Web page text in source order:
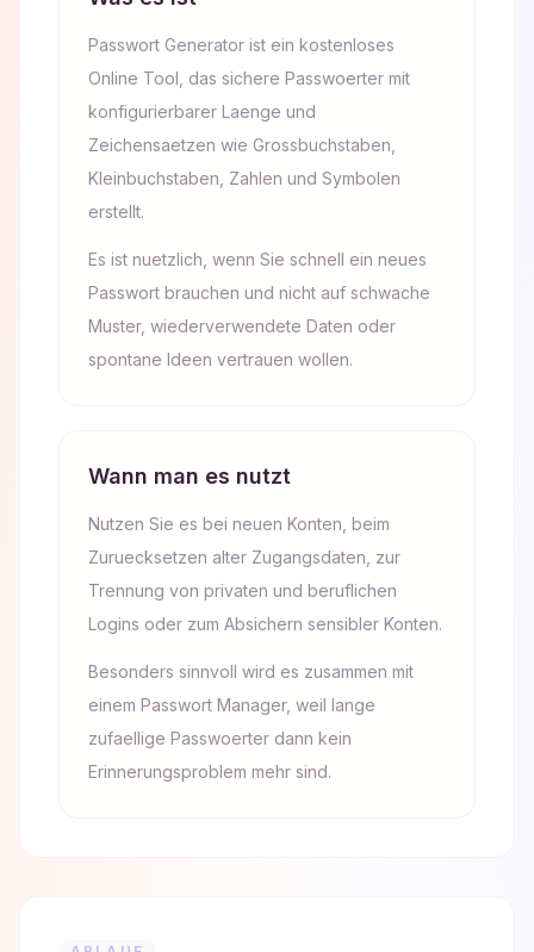
Passwort Generator ist ein kostenloses
Online Tool, das sichere Passwoerter mit
konfigurierbarer Laenge und
Zeichensaetzen wie Grossbuchstaben,
Kleinbuchstaben, Zahlen und Symbolen
erstellt.
Es ist nuetzlich, wenn Sie schnell ein neues
Passwort brauchen und nicht auf schwache
Muster, wiederverwendete Daten oder
spontane Ideen vertrauen wollen.
Wann man es nutzt
Nutzen Sie es bei neuen Konten, beim
Zuruecksetzen alter Zugangsdaten, zur
Trennung von privaten und beruflichen
Logins oder zum Absichern sensibler Konten.
Besonders sinnvoll wird es zusammen mit
einem Passwort Manager, weil lange
zufaellige Passwoerter dann kein
Erinnerungsproblem mehr sind.